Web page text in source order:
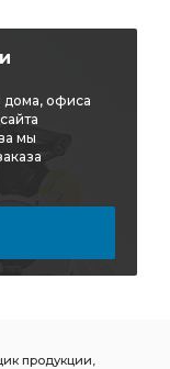
дома, офиса
мы
продукции,